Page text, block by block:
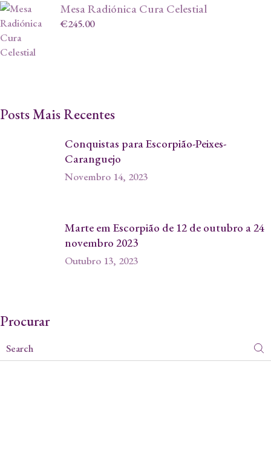
Mesa Radiónica Cura Celestial
€245.00
Posts Mais Recentes
Conquistas para Escorpião-Peixes-
Caranguejo
Novembro 14, 2023
Marte em Escorpião de 12 de outubro a 24
novembro 2023
Outubro 13, 2023
Procurar